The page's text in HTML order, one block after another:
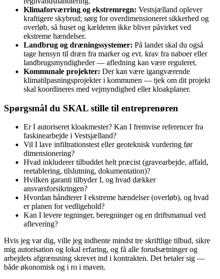
Klimaforværring og ekstremregn: Vestsjælland oplever
kraftigere skybrud; sørg for overdimensioneret sikkerhed og
overløb, så huset og kælderen ikke bliver påvirket ved
ekstreme hændelser.
Landbrug og dræningssystemer: På landet skal du også
tage hensyn til dræn fra marker og evt. krav fra naboer eller
landbrugsmyndigheder — afledning kan være reguleret.
Kommunale projekter: Der kan være igangværende
klimatilpasningsprojekter i kommunen — tjek om dit projekt
skal koordineres med vejmyndighed eller kloakplaner.
Spørgsmål du SKAL stille til entreprenøren
Er I autoriseret kloakmester? Kan I fremvise referencer fra
faskinearbejde i Vestsjælland?
Vil I lave infiltrationstest eller geoteknisk vurdering før
dimensionering?
Hvad inkluderer tilbuddet helt præcist (gravearbejde, affald,
reetablering, tilslutning, dokumentation)?
Hvilken garanti tilbyder I, og hvad dækker
ansvarsforsikringen?
Hvordan håndterer I ekstreme hændelser (overløb), og hvad
er planen for vedligehold?
Kan I levere tegninger, beregninger og en driftsmanual ved
aflevering?
Hvis jeg var dig, ville jeg indhente mindst tre skriftlige tilbud, sikre
mig autorisation og lokal erfaring, og få alle forudsætninger og
arbejdets afgrænsning skrevet ind i kontrakten. Det betaler sig —
både økonomisk og i ro i maven.